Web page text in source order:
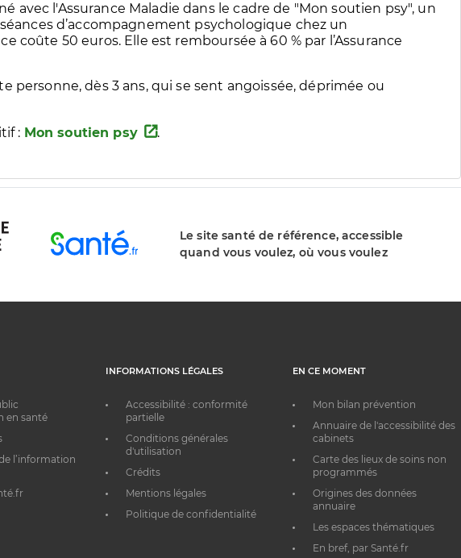
avec l'Assurance Maladie dans le cadre de "Mon soutien psy", un
d’accompagnement psychologique chez un
coûte 50 euros. Elle est remboursée à 60 % par l’Assurance
personne, dès 3 ans, qui se sent angoissée, déprimée ou
: Mon soutien psy .
Le site santé de référence, accessible
quand vous voulez, où vous voulez
en santé
l’information
INFORMATIONS LÉGALES
Accessibilité : conformité
partielle
Conditions générales
d'utilisation
Crédits
Mentions légales
Politique de confidentialité
EN CE MOMENT
Mon bilan prévention
Annuaire de l'accessibilité des
cabinets
Carte des lieux de soins non
programmés
Origines des données
annuaire
Les espaces thématiques
En bref, par Santé.fr